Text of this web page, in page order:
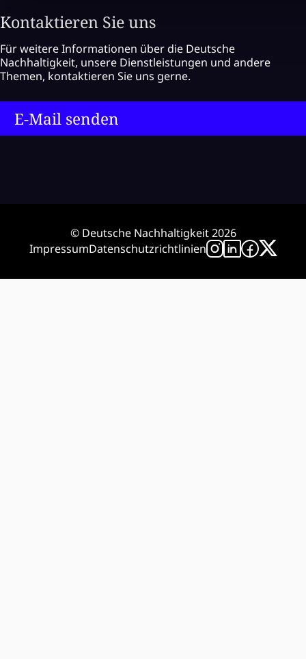
Kontaktieren Sie uns
Für weitere Informationen über die Deutsche
Nachhaltigkeit, unsere Dienstleistungen und andere
Themen, kontaktieren Sie uns gerne.
E-Mail senden
© Deutsche Nachhaltigkeit 2026
ImpressumDatenschutzrichtlinien